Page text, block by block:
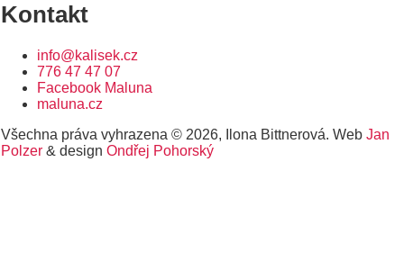
Kontakt
info@kalisek.cz
776 47 47 07
Facebook Maluna
maluna.cz
Všechna práva vyhrazena © 2026, Ilona Bittnerová. Web Jan
Polzer & design Ondřej Pohorský